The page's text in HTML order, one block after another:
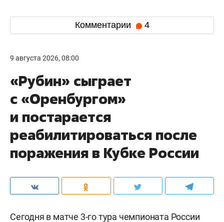
Комментарии 4
9 августа 2026, 08:00
«Рубин» сыграет
с «Оренбургом»
и постарается
реабилитироваться после
поражения в Кубке России
Сегодня в матче 3-го тура чемпионата России